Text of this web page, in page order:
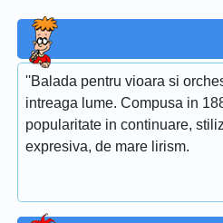
''Balada pentru vioara si
intreaga lume. Compusa in
popularitate in continuare,
expresiva, de mare lirism.